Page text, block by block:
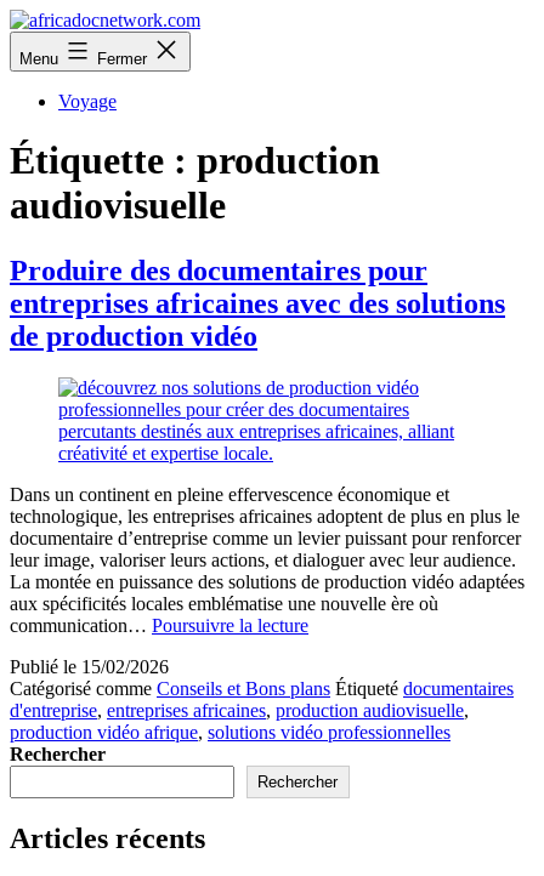
Aller
au
contenu
africadocnetwork.com
Menu Fermer
Voyage
Étiquette : production
audiovisuelle
Produire des documentaires pour
entreprises africaines avec des solutions
de production vidéo
Dans un continent en pleine effervescence économique et
technologique, les entreprises africaines adoptent de plus en plus le
documentaire d’entreprise comme un levier puissant pour renforcer
leur image, valoriser leurs actions, et dialoguer avec leur audience.
La montée en puissance des solutions de production vidéo adaptées
aux spécificités locales emblématise une nouvelle ère où
communication… Poursuivre la lectureProduire
pour
entreprises
africaines
des
solutions
Publié le 15/02/2026
Catégorisé comme Conseils et Bons plans Étiqueté documentaires
d'entreprise, entreprises africaines, production audiovisuelle,
production vidéo afrique, solutions vidéo professionnelles
Rechercher
Rechercher
Articles récents